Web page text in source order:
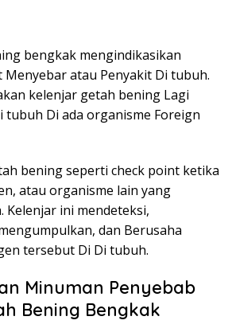
bengkak mengindikasikan
Menyebar atau Penyakit Di tubuh.
kelenjar getah bening Lagi
tubuh Di ada organisme Foreign
bening seperti check point ketika
atau organisme lain yang
ini mendeteksi,
dan Berusaha
tersebut Di Di tubuh.
Minuman Penyebab
Bening Bengkak